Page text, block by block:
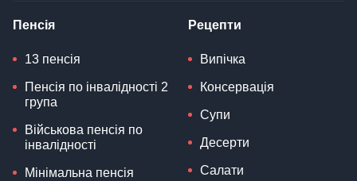
Пенсія
13 пенсія
Пенсія по інвалідності 2
група
Військова пенсія по
інвалідності
Мінімальна пенсія
Рецепти
Випічка
Консервація
Супи
Десерти
Салати